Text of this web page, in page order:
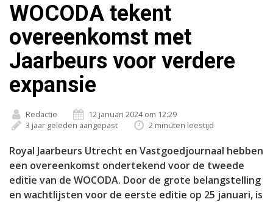
WOCODA tekent
overeenkomst met
Jaarbeurs voor verdere
expansie
Redactie
12 januari 2024 om 12:29
3 jaar geleden aangepast
2 minuten leestijd
Royal Jaarbeurs Utrecht en Vastgoedjournaal hebben
een overeenkomst ondertekend voor de tweede
editie van de WOCODA. Door de grote belangstelling
en wachtlijsten voor de eerste editie op 25 januari, is